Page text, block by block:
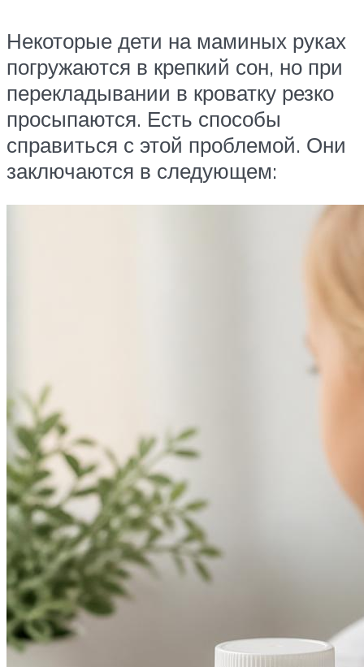
Некоторые дети на маминых руках
погружаются в крепкий сон, но при
перекладывании в кроватку резко
просыпаются. Есть способы
справиться с этой проблемой. Они
заключаются в следующем: